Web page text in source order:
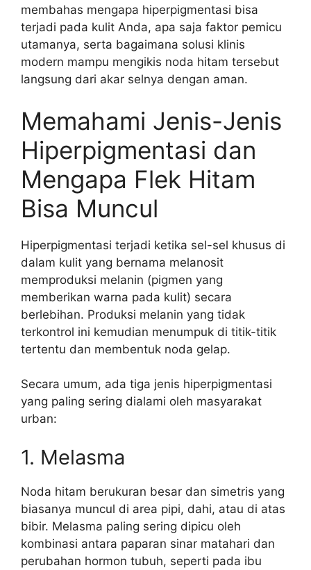
membahas mengapa hiperpigmentasi bisa
terjadi pada kulit Anda, apa saja faktor pemicu
utamanya, serta bagaimana solusi klinis
modern mampu mengikis noda hitam tersebut
langsung dari akar selnya dengan aman.
Memahami Jenis-Jenis
Hiperpigmentasi dan
Mengapa Flek Hitam
Bisa Muncul
Hiperpigmentasi terjadi ketika sel-sel khusus di
dalam kulit yang bernama melanosit
memproduksi melanin (pigmen yang
memberikan warna pada kulit) secara
berlebihan. Produksi melanin yang tidak
terkontrol ini kemudian menumpuk di titik-titik
tertentu dan membentuk noda gelap.
Secara umum, ada tiga jenis hiperpigmentasi
yang paling sering dialami oleh masyarakat
urban:
1. Melasma
Noda hitam berukuran besar dan simetris yang
biasanya muncul di area pipi, dahi, atau di atas
bibir. Melasma paling sering dipicu oleh
kombinasi antara paparan sinar matahari dan
perubahan hormon tubuh, seperti pada ibu